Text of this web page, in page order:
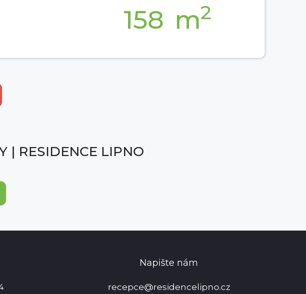
164 m2
| RESIDENCE LIPNO
Napište nám
recepce@residencelipno.cz